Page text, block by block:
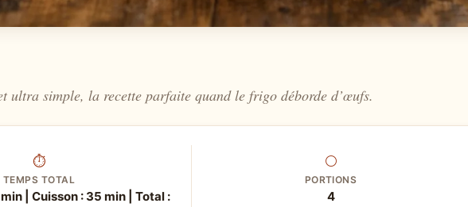
ultra simple, la recette parfaite quand le frigo déborde d’œufs.
⏱
TEMPS TOTAL
| Cuisson : 35 min | Total :
⚪
PORTIONS
4